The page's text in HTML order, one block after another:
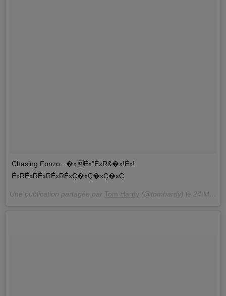
Chasing Fonzo...�xÈx"ÈxR&�x!Èx!
ÈxRÈxRÈxRÈxRÈxÇ�xÇ�xÇ�xÇ
Une publication partagée par Tom Hardy (@tomhardy) le 24 Mars 2018 à 10 :55 PDT